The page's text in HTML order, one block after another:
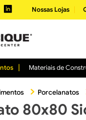
Nossas Lojas
Materiais de
Porcelanatos
80x80